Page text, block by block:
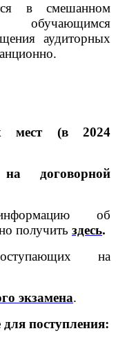
в смешанном
обучающимся
аудиторных
мест (в 2024
договорной
об
получить здесь.
на
экзамена.
поступления: